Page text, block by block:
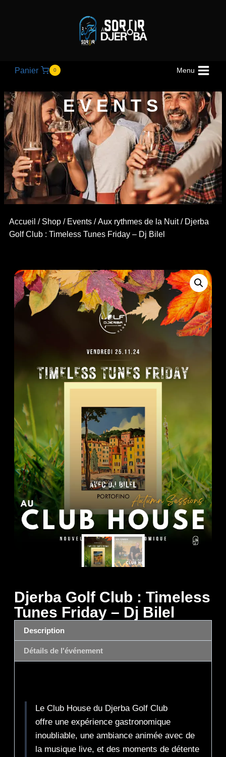
Panier 0 Menu
EVENTS
Accueil / Shop / Events /Aux rythmes de la Nuit/ Djerba
Golf Club : Timeless Tunes Friday – Dj Bilel
Djerba Golf Club : Timeless
Tunes Friday – Dj Bilel
Description
Détails de l'événement
Le Club House du Djerba Golf Club
offre une expérience gastronomique
inoubliable, une ambiance animée avec de
la musique live, et des moments de détente